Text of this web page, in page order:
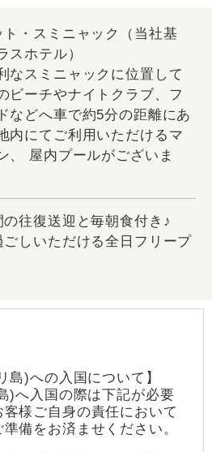
・スミニャック（当社基
スホテル）
なスミニャックに位置して
ビーチやナイトクラブ、フ
などへ車で約5分の距離にあ
内にてご利用いただけるマ
、 屋内プールがございま
往復送迎と毎朝食付き♪
しいただける全日フリープ
島)への入国について】
)へ入国の際は下記が必要
様ご自身の責任において
備をお済ませください。